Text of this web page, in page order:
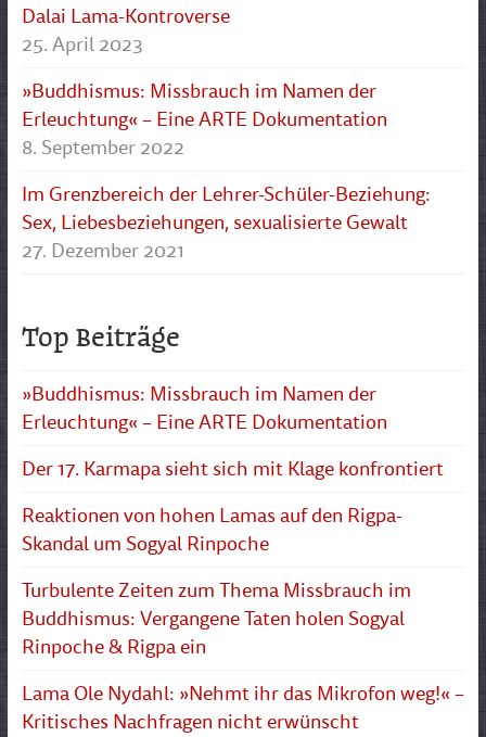
Dalai Lama-Kontroverse
25. April 2023
»Buddhismus: Missbrauch im Namen der
Erleuchtung« – Eine ARTE Dokumentation
8. September 2022
Im Grenzbereich der Lehrer-Schüler-Beziehung:
Sex, Liebesbeziehungen, sexualisierte Gewalt
27. Dezember 2021
Top Beiträge
»Buddhismus: Missbrauch im Namen der
Erleuchtung« – Eine ARTE Dokumentation
Der 17. Karmapa sieht sich mit Klage konfrontiert
Reaktionen von hohen Lamas auf den Rigpa-
Skandal um Sogyal Rinpoche
Turbulente Zeiten zum Thema Missbrauch im
Buddhismus: Vergangene Taten holen Sogyal
Rinpoche & Rigpa ein
Lama Ole Nydahl: »Nehmt ihr das Mikrofon weg!« –
Kritisches Nachfragen nicht erwünscht